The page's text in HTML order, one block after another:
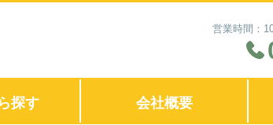
営業時間：
探す 会社概要